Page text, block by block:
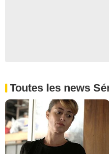
Toutes les news